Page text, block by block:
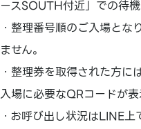
ースSOUTH付近」での待機
・整理番号順のご入場とな
ません。
・整理券を取得された方
入場に必要なQRコードが表
・お呼び出し状況はLINE上